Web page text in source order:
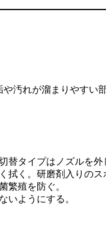
汚れが溜まりやすい
替タイプはノズルを
拭く。研磨剤入りのス
繁殖を防ぐ。
いようにする。